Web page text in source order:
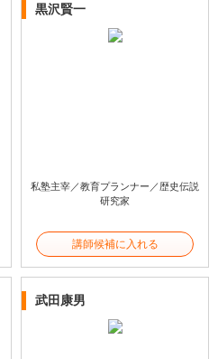
黒沢賢一
私塾主宰／教育プランナー／歴史伝説
研究家
講師候補に入れる
武田康男